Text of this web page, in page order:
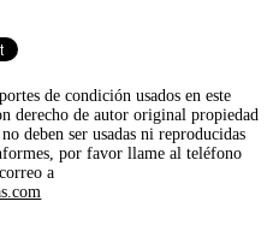
de condición usados en este
derecho de autor original propiedad
deben ser usadas ni reproducidas
por favor llame al teléfono
a